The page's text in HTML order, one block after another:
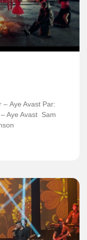
Aye Avast Par:
Aye Avast Sam